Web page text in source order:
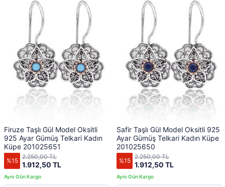
Firuze Taşlı Gül Model Oksitli
925 Ayar Gümüş Telkari Kadın
Küpe 201025651
%15 1.912,50 TL
2.250,00 TL
Safir Taşlı Gül Model Oksitli 925
Ayar Gümüş Telkari Kadın Küpe
201025650
%15 1.912,50 TL
2.250,00 TL